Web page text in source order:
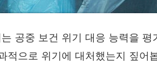
공중 보건 위기 대응 능력을 평
적으로 위기에 대처했는지 짚어